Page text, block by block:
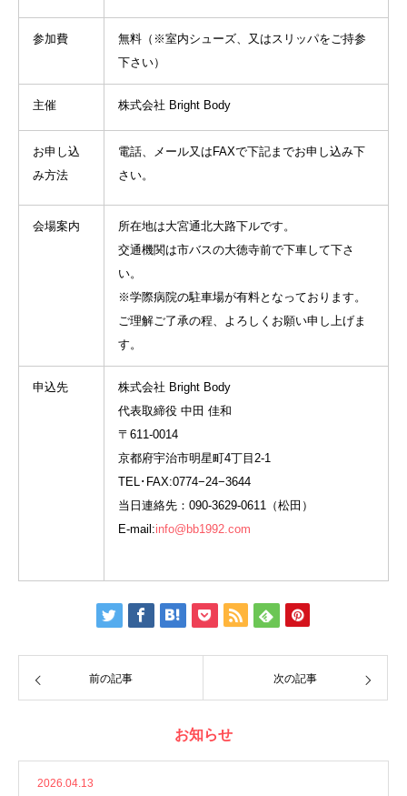
参加費
無料（※室内シューズ、又はスリッパをご持参
下さい）
主催 株式会社 Bright Body
お申し込
み方法
電話、メール又はFAXで下記までお申し込み下
さい。
会場案内
所在地は大宮通北大路下ルです。
交通機関は市バスの大徳寺前で下車して下さ
い。
※学際病院の駐車場が有料となっております。
ご理解ご了承の程、よろしくお願い申し上げま
す。
申込先
株式会社 Bright Body
代表取締役 中田 佳和
〒611-0014
京都府宇治市明星町4丁目2-1
TEL･FAX:0774−24−3644
当日連絡先：090-3629-0611（松田）
E-mail:info@bb1992.com
前の記事 次の記事
お知らせ
2026.04.13